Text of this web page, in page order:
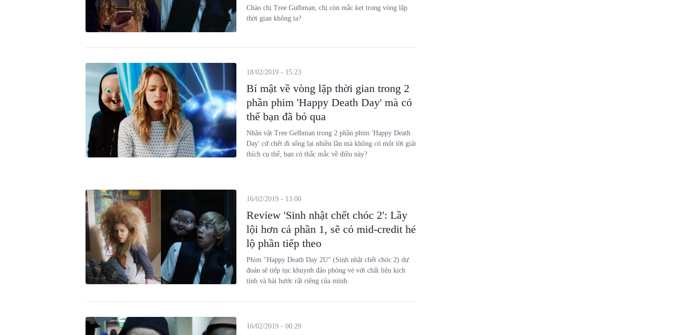
Chào chị Tree Gulbman, chị còn mắc kẹt trong vòng lặp
thời gian không ta?
Bí mật về vòng lặp thời gian trong 2
phần phim 'Happy Death Day' mà có
thể bạn đã bỏ qua
18/02/2019 - 15:23
Nhân vật Tree Gelbman trong 2 phần phim 'Happy Death
Day' cứ chết đi sống lại nhiều lần mà không có một lời giải
thích cụ thể, bạn có thắc mắc về điều này?
Review 'Sinh nhật chết chóc 2': Lầy
lội hơn cả phần 1, sẽ có mid-credit hé
lộ phần tiếp theo
16/02/2019 - 13:00
Phim "Happy Death Day 2U" (Sinh nhật chết chóc 2) dự
đoán sẽ tiếp tục khuynh đảo phòng vé với chất liệu kịch
tính và hài hước rất riêng của mình.
16/02/2019 - 00:29